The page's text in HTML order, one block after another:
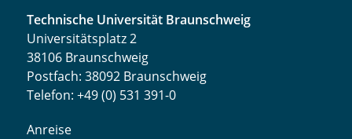
Technische Universität Braunschweig
Universitätsplatz 2
38106 Braunschweig
Postfach: 38092 Braunschweig
Telefon: +49 (0) 531 391-0
Anreise